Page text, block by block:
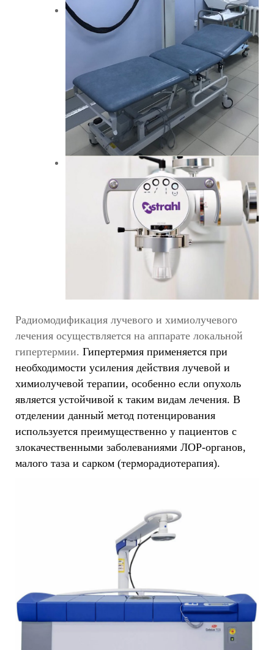
Радиомодификация лучевого и химиолучевого
лечения осуществляется на аппарате локальной
гипертермии. Гипертермия применяется при
необходимости усиления действия лучевой и
химиолучевой терапии, особенно если опухоль
является устойчивой к таким видам лечения. В
отделении данный метод потенцирования
используется преимущественно у пациентов с
злокачественными заболеваниями ЛОР-органов,
малого таза и сарком (терморадиотерапия).